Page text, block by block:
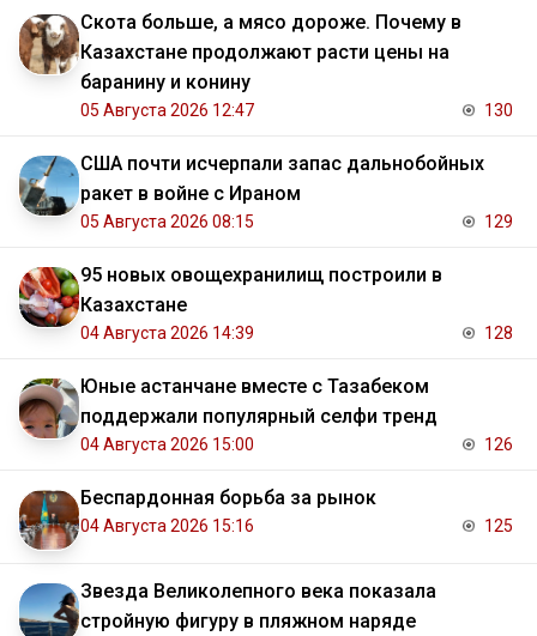
Скота больше, а мясо дороже. Почему в
Казахстане продолжают расти цены на
баранину и конину
05 Августа 2026 12:47 130
США почти исчерпали запас дальнобойных
ракет в войне с Ираном
05 Августа 2026 08:15 129
95 новых овощехранилищ построили в
Казахстане
04 Августа 2026 14:39 128
Юные астанчане вместе с Тазабеком
поддержали популярный селфи тренд
04 Августа 2026 15:00 126
Беспардонная борьба за рынок
04 Августа 2026 15:16 125
Звезда Великолепного века показала
стройную фигуру в пляжном наряде